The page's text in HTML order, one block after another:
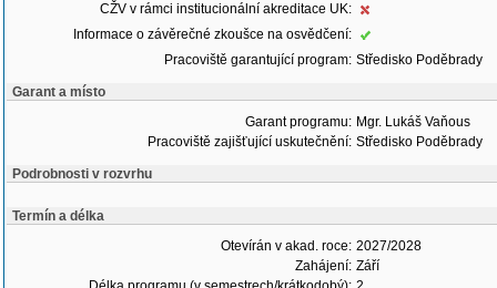
CŽV v rámci institucionální akreditace UK:
Informace o závěrečné zkoušce na osvědčení:
Pracoviště garantující program: Středisko Poděbrady
Garant a místo
Garant programu: Mgr. Lukáš Vaňous
Pracoviště zajišťující uskutečnění: Středisko Poděbrady
Podrobnosti v rozvrhu
Termín a délka
Otevírán v akad. roce: 2027/2028
Zahájení: Září